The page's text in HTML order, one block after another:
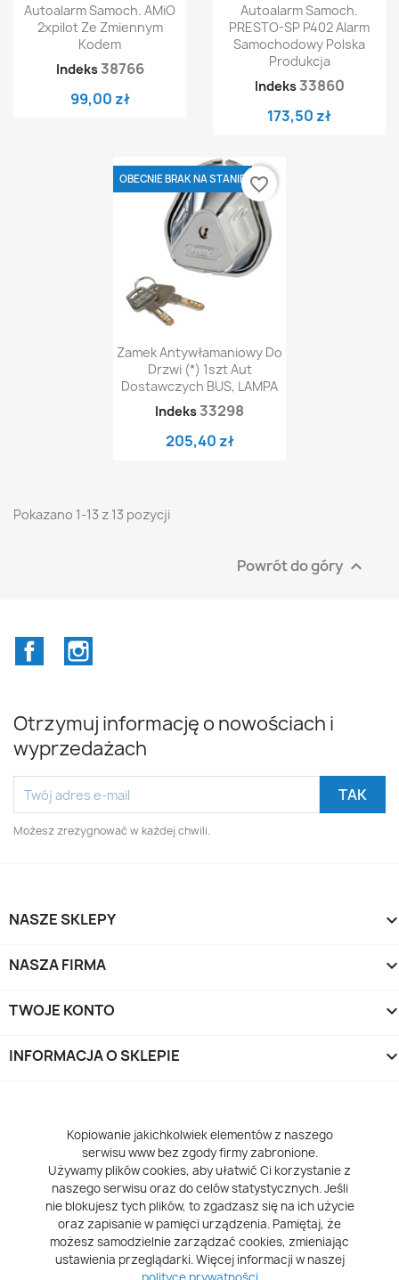
Autoalarm Samoch. AMiO
2xpilot Ze Zmiennym
Kodem
Indeks 38766
99,00 zł
Autoalarm Samoch.
PRESTO-SP P402 Alarm
Samochodowy Polska
Produkcja
Indeks 33860
173,50 zł
Zamek Antywłamaniowy Do
Drzwi (*) 1szt Aut
Dostawczych BUS, LAMPA
Indeks 33298
205,40 zł
OBECNIE BRAK NA STANIE favorite_border
Pokazano 1-13 z 13 pozycji
Powrót do góry 
Facebook
Otrzymuj informację o nowościach i
wyprzedażach
Możesz zrezygnować w każdej chwili.
NASZE SKLEPY
NASZA FIRMA
TWOJE KONTO
INFORMACJA O SKLEPIE
Kopiowanie jakichkolwiek elementów z naszego
serwisu www bez zgody firmy zabronione.
Używamy plików cookies, aby ułatwić Ci korzystanie z
naszego serwisu oraz do celów statystycznych. Jeśli
nie blokujesz tych plików, to zgadzasz się na ich użycie
oraz zapisanie w pamięci urządzenia. Pamiętaj, że
możesz samodzielnie zarządzać cookies, zmieniając
ustawienia przeglądarki. Więcej informacji w naszej